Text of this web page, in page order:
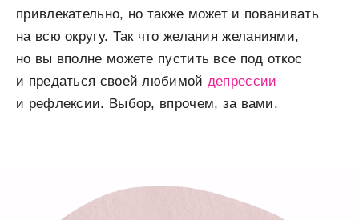
привлекательно, но также может и пованивать
на всю округу. Так что желания желаниями,
но вы вполне можете пустить все под откос
и предаться своей любимой депрессии
и рефлексии. Выбор, впрочем, за вами.